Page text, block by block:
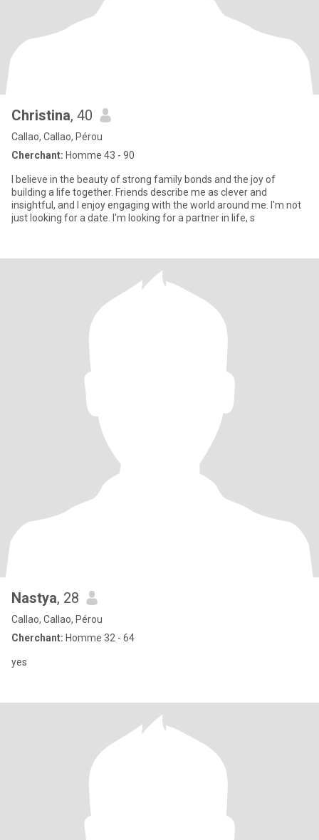
Christina, 40
Callao, Callao, Pérou
Cherchant: Homme 43 - 90
I believe in the beauty of strong family bonds and the joy of
building a life together. Friends describe me as clever and
insightful, and I enjoy engaging with the world around me. I'm not
just looking for a date. I'm looking for a partner in life, s
Nastya, 28
Callao, Callao, Pérou
Cherchant: Homme 32 - 64
yes